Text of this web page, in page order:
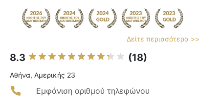
Δείτε περισσότερα >>
8.3 (18)
Αθήνα, Αμερικής 23
Εμφάνιση αριθμού τηλεφώνου